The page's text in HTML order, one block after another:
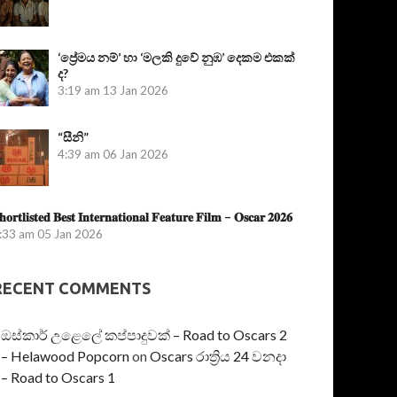
‘ප්‍රේමය නම්’ හා ‘මලකි දුවේ නුඹ’ දෙකම එකක්
ද?
3:19 am 13 Jan 2026
“සීනි”
4:39 am 06 Jan 2026
𝐁𝐞𝐬𝐭 𝐈𝐧𝐭𝐞𝐫𝐧𝐚𝐭𝐢𝐨𝐧𝐚𝐥 𝐅𝐞𝐚𝐭𝐮𝐫𝐞 𝐅𝐢𝐥𝐦 – 𝐎𝐬𝐜𝐚𝐫 𝟐𝟎𝟐𝟔
am 05 Jan 2026
COMMENTS
ඔස්කාර් උළෙලේ කප්පාදුවක් – Road to Oscars 2
– Helawood PopcornonOscars රාත්‍රිය 24 වනදා
– Road to Oscars 1